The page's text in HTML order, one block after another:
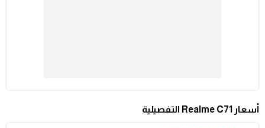
أسعار Realme C71 التفصيلية